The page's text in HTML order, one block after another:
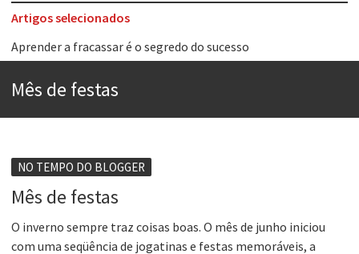
Artigos selecionados
Aprender a fracassar é o segredo do sucesso
Voto obrigatório é correto?
Se queres salvar o mundo, o veganismo não é a resposta
Tem que filmar isso daí
A construção da urbanidade
Mês de festas
NO TEMPO DO BLOGGER
Mês de festas
O inverno sempre traz coisas boas. O mês de junho iniciou
com uma seqüência de jogatinas e festas memoráveis, a